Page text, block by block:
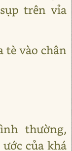
trên vỉa
tè vào chân
thường,
của khá